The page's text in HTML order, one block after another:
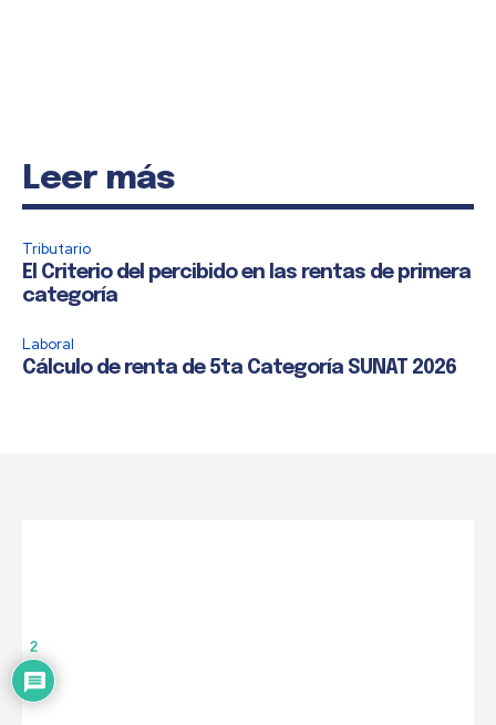
Leer más
Tributario
El Criterio del percibido en las rentas de primera
categoría
Laboral
Cálculo de renta de 5ta Categoría SUNAT 2026
2